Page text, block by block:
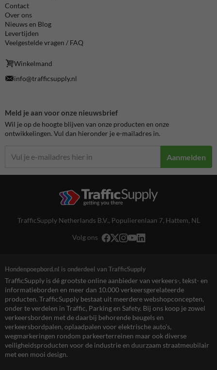
Contact
Over ons
Nieuws en Blog
Levertijden
Veelgestelde vragen / FAQ
Winkelmand
info@trafficsupply.nl
Meld je aan voor onze nieuwsbrief
Wil je op de hoogte blijven van onze producten en onze
ontwikkelingen. Vul dan hieronder je e-mailadres in.
Aanmelden
TrafficSupply Netherlands B.V., Populierenlaan 7, Hattem, NL
Volg ons
Hondenpoepbord.nl is onderdeel van TrafficSupply
TrafficSupply is dé grootste online aanbieder van verkeers-, tekst- en
informatieborden en meer dan 10.000 verkeersgerelateerde
producten. TrafficSupply bestaat uit meerdere webshopconcepten,
onder te verdelen in Traffic, Parking en Safety. Bij ons koop je zowel
verkeersborden met de daarbij behorende beugels en
verkeersbordpalen, oplaadpalen voor elektrische auto’s,
wegmarkeringen rondom parkeerterreinen maar ook diverse
veiligheidsproducten voor de industrie en duurzaam straatmeubilair
met een mooi design.